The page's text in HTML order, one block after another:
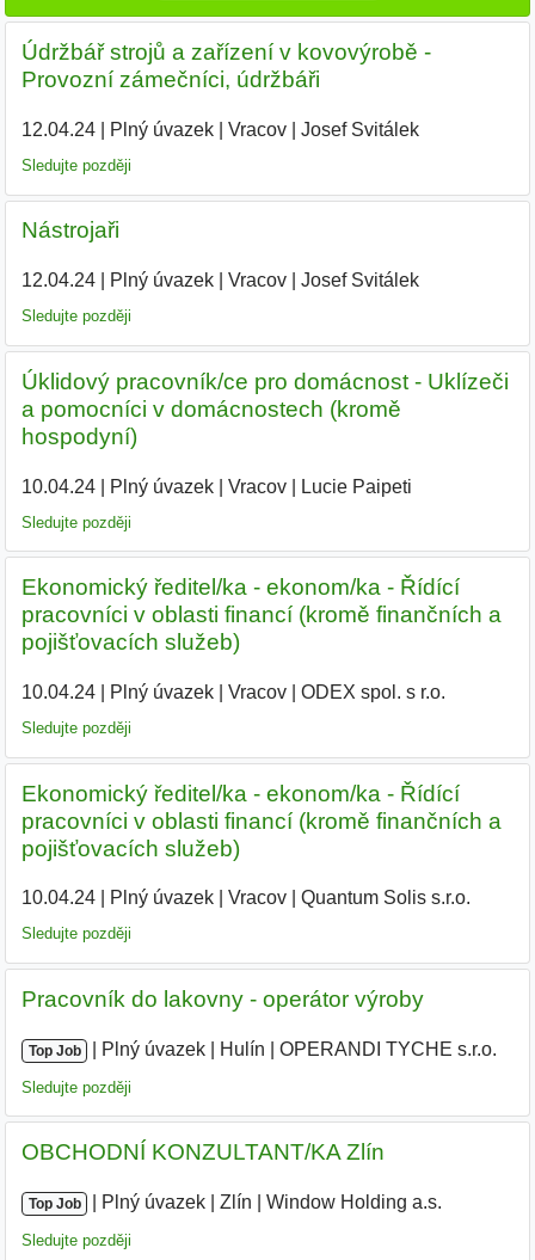
Údržbář strojů a zařízení v kovovýrobě -
Provozní zámečníci, údržbáři
12.04.24| Plný úvazek| Vracov| Josef Svitálek|
Sledujte později
Nástrojaři
12.04.24| Plný úvazek| Vracov| Josef Svitálek|
Sledujte později
Úklidový pracovník/ce pro domácnost - Uklízeči
a pomocníci v domácnostech (kromě
hospodyní)
10.04.24| Plný úvazek| Vracov| Lucie Paipeti
Sledujte později
Ekonomický ředitel/ka - ekonom/ka - Řídící
pracovníci v oblasti financí (kromě finančních a
pojišťovacích služeb)
10.04.24| Plný úvazek| Vracov| ODEX spol. s r.o.
Sledujte později
Ekonomický ředitel/ka - ekonom/ka - Řídící
pracovníci v oblasti financí (kromě finančních a
pojišťovacích služeb)
10.04.24| Plný úvazek| Vracov| Quantum Solis s.r.o.
Sledujte později
Pracovník do lakovny - operátor výroby
Top Job Plný úvazek Hulín OPERANDI TYCHE s.r.o.
Sledujte později
OBCHODNÍ KONZULTANT/KA Zlín
Top Job Plný úvazek Zlín Window Holding a.s.
Sledujte později